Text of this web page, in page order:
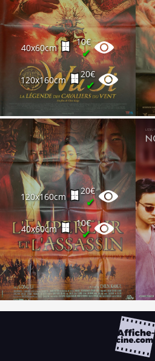
40x60cm
10€
✔
120x160cm
20€
✔
120x160cm
20€
✔
40x60cm
10€
✔